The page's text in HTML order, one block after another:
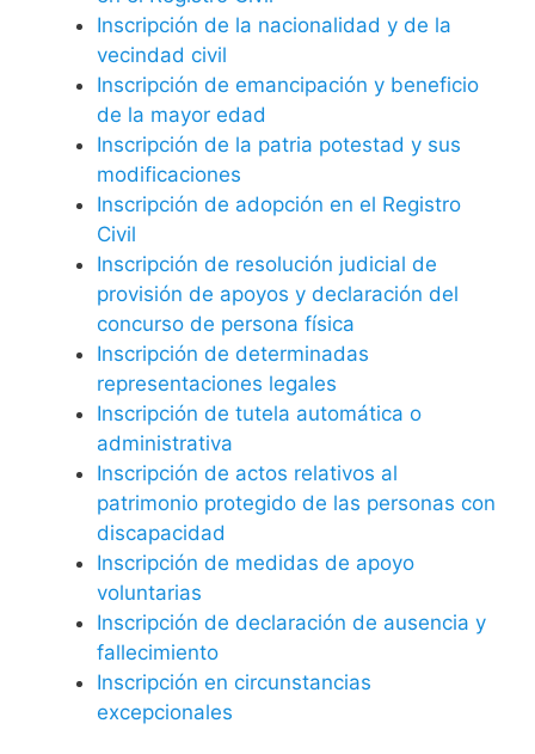
Inscripción de la nacionalidad y de la
vecindad civil
Inscripción de emancipación y beneficio
de la mayor edad
Inscripción de la patria potestad y sus
modificaciones
Inscripción de adopción en el Registro
Civil
Inscripción de resolución judicial de
provisión de apoyos y declaración del
concurso de persona física
Inscripción de determinadas
representaciones legales
Inscripción de tutela automática o
administrativa
Inscripción de actos relativos al
patrimonio protegido de las personas con
discapacidad
Inscripción de medidas de apoyo
voluntarias
Inscripción de declaración de ausencia y
fallecimiento
Inscripción en circunstancias
excepcionales